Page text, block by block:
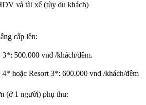
và tài xế (tùy du khách)
cấp lên:
3*: 500.000 vnđ /khách/đêm.
4* hoặc Resort 3*: 600.000 vnđ /khách/đêm
(ở 1 người) phụ thu: